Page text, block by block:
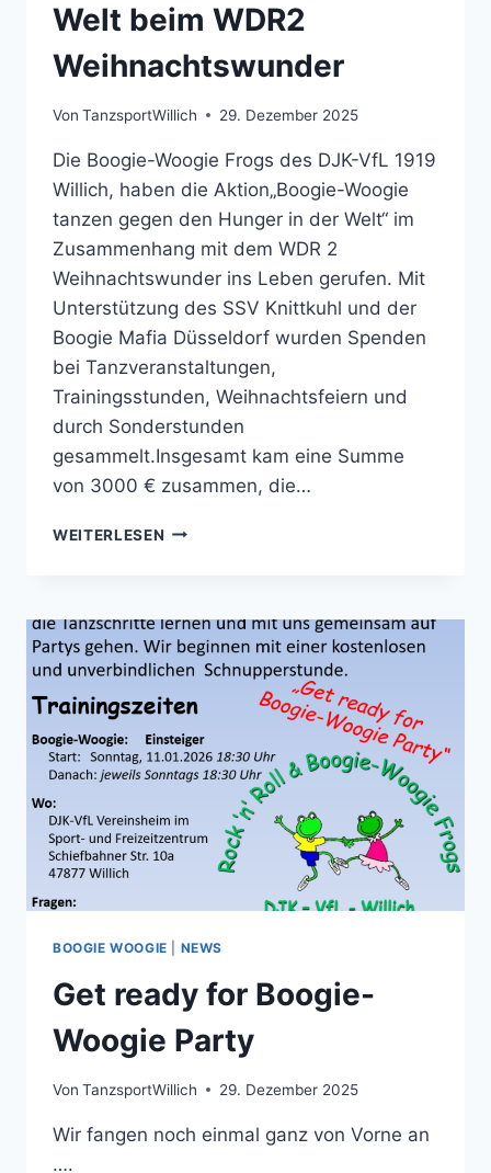
Welt beim WDR2
Weihnachtswunder
Von TanzsportWillich 29. Dezember 2025
Die Boogie-Woogie Frogs des DJK-VfL 1919
Willich, haben die Aktion„Boogie-Woogie
tanzen gegen den Hunger in der Welt“ im
Zusammenhang mit dem WDR 2
Weihnachtswunder ins Leben gerufen. Mit
Unterstützung des SSV Knittkuhl und der
Boogie Mafia Düsseldorf wurden Spenden
bei Tanzveranstaltungen,
Trainingsstunden, Weihnachtsfeiern und
durch Sonderstunden
gesammelt.Insgesamt kam eine Summe
von 3000 € zusammen, die…
WEITERLESEN BOOGIE-
DEN
HUNGER
IN
WELT
BEIM
WDR2
WEIHNACHTSWUNDER
BOOGIE WOOGIE NEWS
Get ready for Boogie-
Woogie Party
Von TanzsportWillich 29. Dezember 2025
Wir fangen noch einmal ganz von Vorne an
….